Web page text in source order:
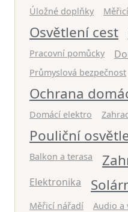
Úložné doplňky
Osvětlení cest
Pracovní pomůcky
Průmyslová bezpečnost
Ochrana
Domácí elektro
Pouliční
Balkon a terasa
Elektronika
Měřicí nářadí Audio a